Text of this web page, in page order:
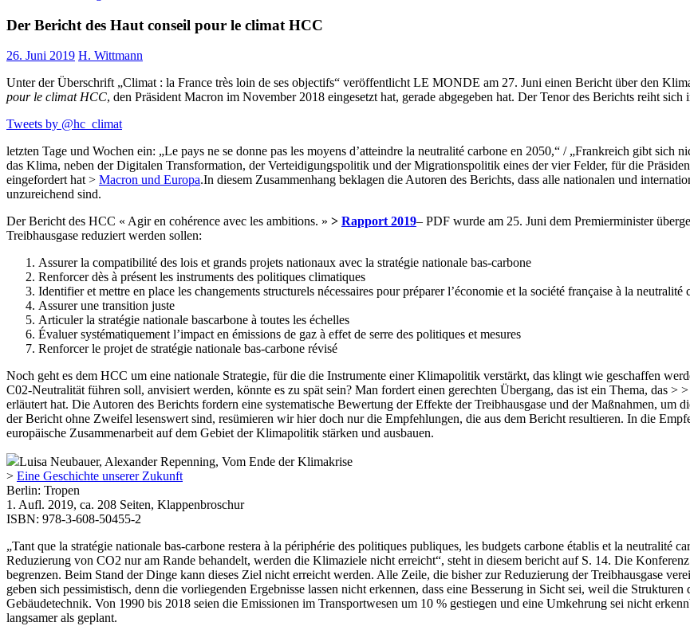
Der Bericht des Haut conseil pour le climat HCC
26. Juni 2019 H. Wittmann
Unter der Überschrift „Climat : la France très loin de ses objectifs“ veröffentlicht LE MONDE am 27. Juni einen Bericht über den
pour le climat HCC, den Präsident Macron im November 2018 eingesetzt hat, gerade abgegeben hat. Der Tenor des Berichts reiht
Tweets by @hc_climat
letzten Tage und Wochen ein: „Le pays ne se donne pas les moyens d’atteindre la neutralité carbone en 2050,“ / „Frankreich gibt
das Klima, neben der Digitalen Transformation, der Verteidigungspolitik und der Migrationspolitik eines der vier Felder, für die
eingefordert hat > Macron und Europa.In diesem Zusammenhang beklagen die Autoren des Berichts, dass alle nationalen und
unzureichend sind.
Der Bericht des HCC « Agir en cohérence avec les ambitions. » > Rapport 2019– PDF wurde am 25. Juni dem Premierminister
Treibhausgase reduziert werden sollen:
Assurer la compatibilité des lois et grands projets nationaux avec la stratégie nationale bas-carbone
Renforcer dès à présent les instruments des politiques climatiques
Identifier et mettre en place les changements structurels nécessaires pour préparer l’économie et la société française à la neutralité
Assurer une transition juste
Articuler la stratégie nationale bascarbone à toutes les échelles
Évaluer systématiquement l’impact en émissions de gaz à effet de serre des politiques et mesures
Renforcer le projet de stratégie nationale bas-carbone révisé
Noch geht es dem HCC um eine nationale Strategie, für die die Instrumente einer Klimapolitik verstärkt, das klingt wie geschaffen
C02-Neutralität führen soll, anvisiert werden, könnte es zu spät sein? Man fordert einen gerechten Übergang, das ist ein Thema, das > >
erläutert hat. Die Autoren des Berichts fordern eine systematische Bewertung der Effekte der Treibhausgase und der Maßnahmen, um
der Bericht ohne Zweifel lesenswert sind, resümieren wir hier doch nur die Empfehlungen, die aus dem Bericht resultieren. In die
europäische Zusammenarbeit auf dem Gebiet der Klimapolitik stärken und ausbauen.
Luisa Neubauer, Alexander Repenning, Vom Ende der Klimakrise
> Eine Geschichte unserer Zukunft
Berlin: Tropen
1. Aufl. 2019, ca. 208 Seiten, Klappenbroschur
ISBN: 978-3-608-50455-2
„Tant que la stratégie nationale bas-carbone restera à la périphérie des politiques publiques, les budgets carbone établis et la neutralité
Reduzierung von CO2 nur am Rande behandelt, werden die Klimaziele nicht erreicht“, steht in diesem bericht auf S. 14. Die
begrenzen. Beim Stand der Dinge kann dieses Ziel nicht erreicht werden. Alle Zeile, die bisher zur Reduzierung der Treibhausgase
geben sich pessimistisch, denn die vorliegenden Ergebnisse lassen nicht erkennen, dass eine Besserung in Sicht sei, weil die
Gebäudetechnik. Von 1990 bis 2018 seien die Emissionen im Transportwesen um 10 % gestiegen und eine Umkehrung sei nicht
langsamer als geplant.